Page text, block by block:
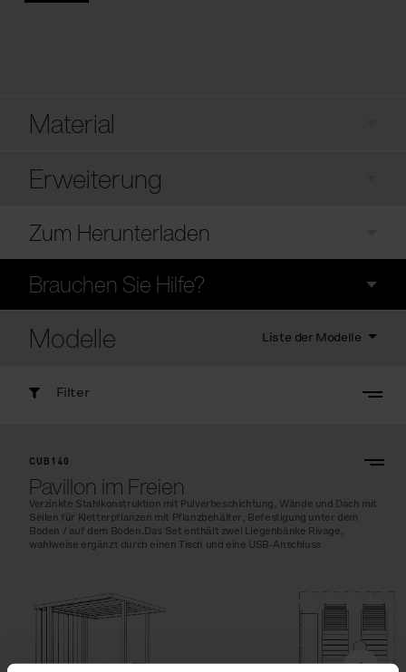
Material
Erweiterung
Zum Herunterladen
Brauchen Sie Hilfe?
Modelle Liste der Modelle
Filter
CUB140
Pavillon im Freien
Verzinkte Stahlkonstruktion mit Pulverbeschichtung, Wände und Dach mit
Seilen für Kletterpflanzen mit Pflanzbehälter, Befestigung unter dem
Boden / auf dem Boden.Das Set enthält zwei Liegenbänke Rivage,
wahlweise ergänzt durch einen Tisch und eine USB-Anschluss